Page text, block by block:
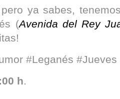
ya sabes,
(Avenida del Rey
#Leganés
h.